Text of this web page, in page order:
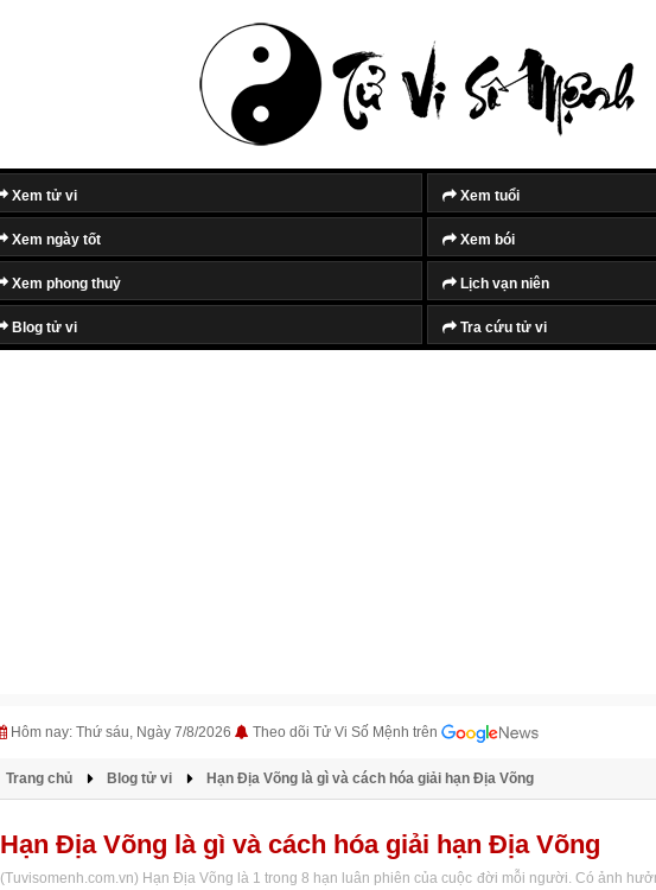
Xem tử vi Xem tuổi
Xem ngày tốt Xem bói
Xem phong thuỷ Lịch vạn niên
Blog tử vi Tra cứu tử vi
Hôm nay: Thứ sáu, Ngày 7/8/2026 Theo dõi Tử Vi Số Mệnh trên
Trang chủ Blog tử vi Hạn Địa Võng là gì và cách hóa giải hạn Địa Võng
Hạn Địa Võng là gì và cách hóa giải hạn Địa Võng
(Tuvisomenh.com.vn) Hạn Địa Võng là 1 trong 8 hạn luân phiên của cuộc đời mỗi người. Có ảnh